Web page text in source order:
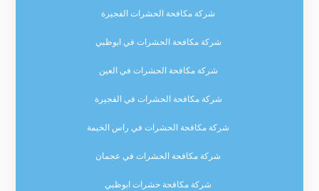
شركة مكافحة الحشرات الفجيرة
شركة مكافحة الحشرات في ابوظبي
شركة مكافحة الحشرات في العين
شركة مكافحة الحشرات في الفجيرة
شركة مكافحة الحشرات في راس الخيمة
شركة مكافحة الحشرات في عجمان
شركة مكافحة حشرات ابوظبي